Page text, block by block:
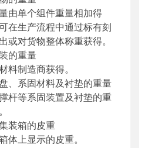
由单个组件重量相加得
在生产流程中通过标有刻
或对货物整体称重获得。
的重量
料制造商获得。
、系固材料及衬垫的重量
杆等系固装置及衬垫的重
装箱的皮重
体上显示的皮重。